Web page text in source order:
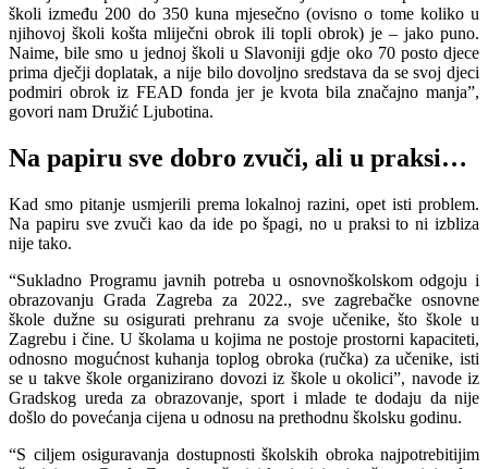
školi između 200 do 350 kuna mjesečno (ovisno o tome koliko u
njihovoj školi košta mliječni obrok ili topli obrok) je – jako puno.
Naime, bile smo u jednoj školi u Slavoniji gdje oko 70 posto djece
prima dječji doplatak, a nije bilo dovoljno sredstava da se svoj djeci
podmiri obrok iz FEAD fonda jer je kvota bila značajno manja”,
govori nam Družić Ljubotina.
Na papiru sve dobro zvuči, ali u praksi…
Kad smo pitanje usmjerili prema lokalnoj razini, opet isti problem.
Na papiru sve zvuči kao da ide po špagi, no u praksi to ni izbliza
nije tako.
“Sukladno Programu javnih potreba u osnovnoškolskom odgoju i
obrazovanju Grada Zagreba za 2022., sve zagrebačke osnovne
škole dužne su osigurati prehranu za svoje učenike, što škole u
Zagrebu i čine. U školama u kojima ne postoje prostorni kapaciteti,
odnosno mogućnost kuhanja toplog obroka (ručka) za učenike, isti
se u takve škole organizirano dovozi iz škole u okolici”, navode iz
Gradskog ureda za obrazovanje, sport i mlade te dodaju da nije
došlo do povećanja cijena u odnosu na prethodnu školsku godinu.
“S ciljem osiguravanja dostupnosti školskih obroka najpotrebitijim